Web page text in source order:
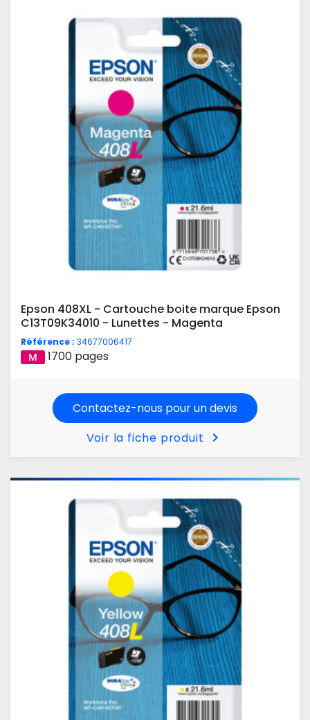
Epson 408XL - Cartouche boite marque Epson
C13T09K34010 - Lunettes - Magenta
Référence : 34677006417
1700 pages
Contactez-nous pour un devis
Voir la fiche produit
chevron_right